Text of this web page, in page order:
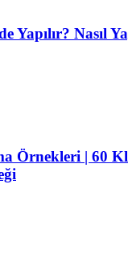
Yapılır? Nasıl
Örnekleri | 60